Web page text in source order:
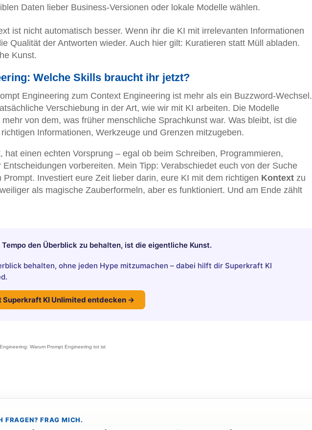
Daten lieber Business-Versionen oder lokale Modelle wählen.
ist nicht automatisch besser. Wenn ihr die KI mit irrelevanten Informationen
Qualität der Antworten wieder. Auch hier gilt: Kuratieren statt Müll abladen.
Kunst.
Welche Skills braucht ihr jetzt?
Engineering zum Context Engineering ist mehr als ein Buzzword-Wechsel.
Verschiebung in der Art, wie wir mit KI arbeiten. Die Modelle
von dem, was früher menschliche Sprachkunst war. Was bleibt, ist die
Informationen, Werkzeuge und Grenzen mitzugeben.
hat einen echten Vorsprung – egal ob beim Schreiben, Programmieren,
Entscheidungen vorbereiten. Mein Tipp: Verabschiedet euch von der Suche
Prompt. Investiert eure Zeit lieber darin, eure KI mit dem richtigen Kontext zu
als magische Zauberformeln, aber es funktioniert. Und am Ende zählt
Tempo den Überblick zu behalten, ist die eigentliche Kunst.
behalten, ohne jeden Hype mitzumachen – dabei hilft dir Superkraft KI
Superkraft KI Unlimited entdecken →
Warum Prompt Engineering tot ist
FRAGEN? FRAG MICH.